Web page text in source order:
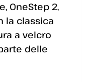
OneStep 2,
la classica
a velcro
delle